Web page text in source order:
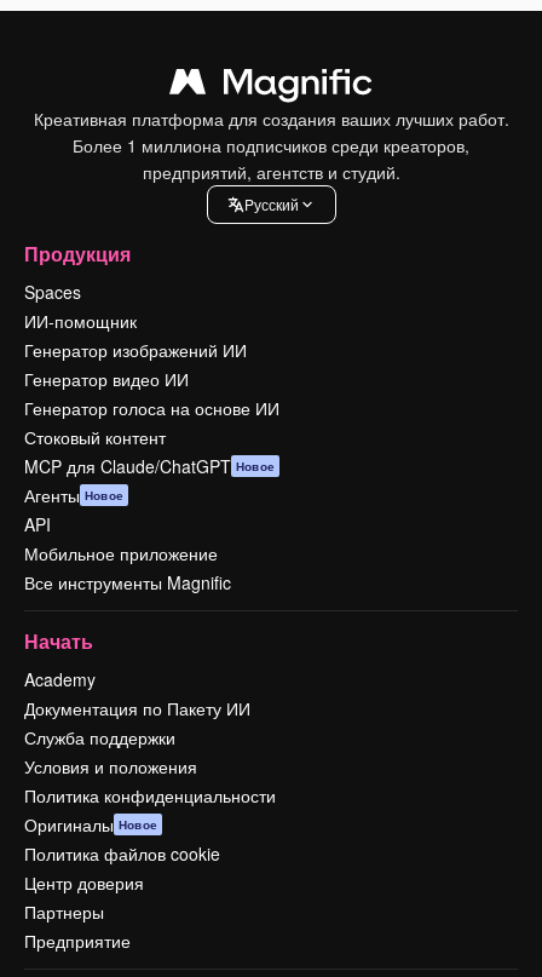
Креативная платформа для создания ваших лучших работ.
Более 1 миллиона подписчиков среди креаторов,
предприятий, агентств и студий.
Pусский
Продукция
Spaces
ИИ-помощник
Генератор изображений ИИ
Генератор видео ИИ
Генератор голоса на основе ИИ
Стоковый контент
MCP для Claude/ChatGPT Новое
Агенты Новое
API
Мобильное приложение
Все инструменты Magnific
Начать
Academy
Документация по Пакету ИИ
Служба поддержки
Условия и положения
Политика конфиденциальности
Оригиналы Новое
Политика файлов cookie
Центр доверия
Партнеры
Предприятие